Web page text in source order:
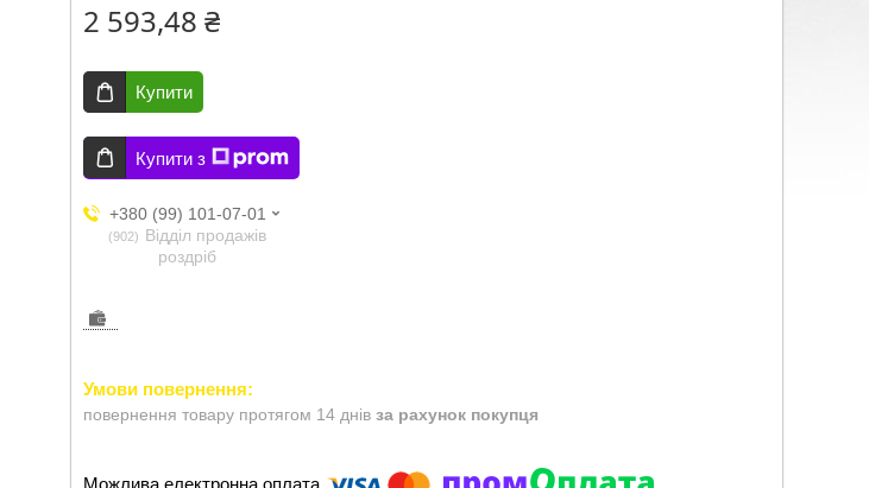
2 593,48 ₴
Купити
Купити з
+380 (99) 101-07-01
902
Відділ продажів
роздріб
повернення товару протягом 14 днів за рахунок покупця